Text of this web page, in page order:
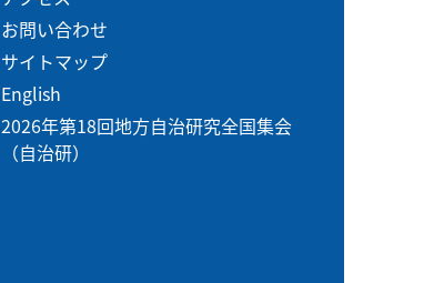
お問い合わせ
サイトマップ
English
2026年第18回地方自治研究全国集会
（自治研）